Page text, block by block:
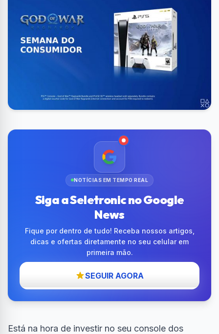
NOTÍCIAS EM TEMPO REAL
Siga a Seletronic no Google
News
Fique por dentro de tudo! Receba nossos artigos,
dicas e ofertas diretamente no seu celular em
primeira mão.
SEGUIR AGORA
Está na hora de investir no seu console dos